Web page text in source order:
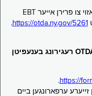
באשיצן אייער בענעפיטן לערנט איבער ווי אזוי צו פרירן אייער EBT
https://otda.ny.gov/5261
.
מיר ווילן הערן אייער מיינונג! נעמט די OTDA רעגירונג בענעפיטן
https://
.
ערפארונגען ביים